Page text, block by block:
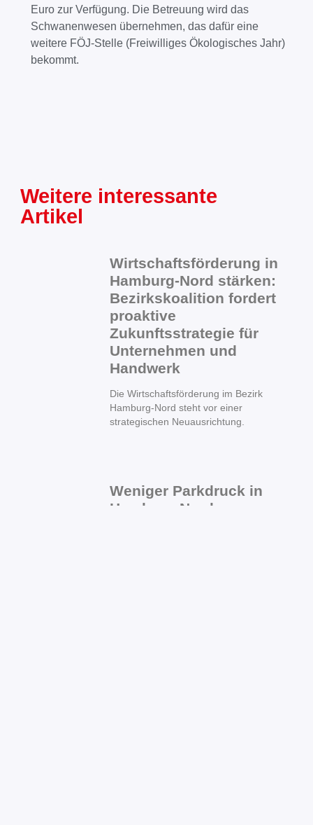
Euro zur Verfügung. Die Betreuung wird das
Schwanenwesen übernehmen, das dafür eine
weitere FÖJ-Stelle (Freiwilliges Ökologisches Jahr)
bekommt.
Weitere interessante
Artikel
Wirtschaftsförderung in
Hamburg-Nord stärken:
Bezirkskoalition fordert
proaktive
Zukunftsstrategie für
Unternehmen und
Handwerk
Die Wirtschaftsförderung im Bezirk
Hamburg-Nord steht vor einer
strategischen Neuausrichtung.
Weniger Parkdruck in
Hamburg-Nord: